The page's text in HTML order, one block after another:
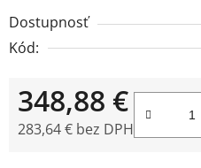
Dostupnosť
Kód:
348,88 €
283,64 € bez DPH